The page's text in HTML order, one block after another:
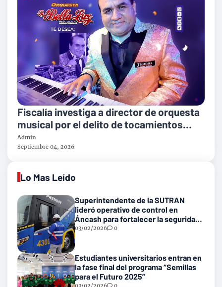
Fiscalía investiga a director de orquesta
musical por el delito de tocamientos
indebidos
Admin
Septiembre 04, 2026
Lo Mas Leído
Superintendente de la SUTRAN
lideró operativo de control en
Áncash para fortalecer la seguridad
en las vías nacionales
03/02/2026 0
Estudiantes universitarios entran en
la fase final del programa “Semillas
para el Futuro 2025”
03/02/2026 0